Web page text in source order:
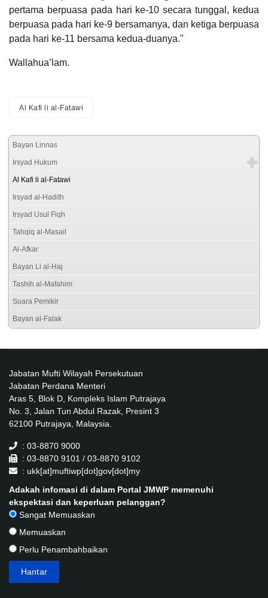
pertama berpuasa pada hari ke-10 secara tunggal, kedua
berpuasa pada hari ke-9 bersamanya, dan ketiga berpuasa
pada hari ke-11 bersama kedua-duanya."
Wallahua’lam.
Al Kafi li al-Fatawi
Bayan Linnas
Irsyad Hukum
Al Kafi li al-Fatawi
Irsyad al-Hadith
Irsyad Usul Fiqh
Tahqiq al-Masail
Al-Afkar
Bayan Li al-Haj
Tashih al-Mafahim
Suara Pemikir
Bayan al-Falak
Jabatan Mufti Wilayah Persekutuan
Jabatan Perdana Menteri
Aras 5, Blok D, Kompleks Islam Putrajaya
No. 3, Jalan Tun Abdul Razak, Presint 3
62100 Putrajaya, Malaysia.
: 03-8870 9000
: 03-8870 9101 / 03-8870 9102
: ukk[at]muftiwp[dot]gov[dot]my
Adakah infomasi di dalam Portal JMWP memenuhi
ekspektasi dan keperluan pelanggan?
Sangat Memuaskan
Memuaskan
Perlu Penambahbaikan